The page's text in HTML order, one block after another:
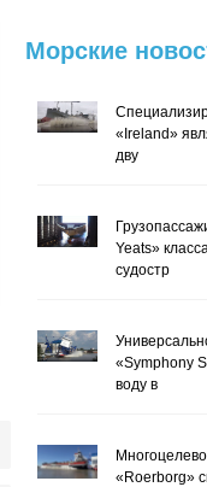
Морские
«Ireland»
дву
Yeats»
судостр
«Symphony
воду в
«Roerborg»